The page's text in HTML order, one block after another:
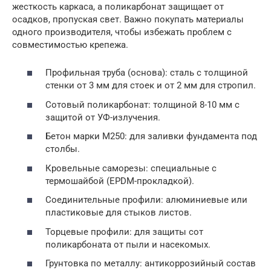
жесткость каркаса, а поликарбонат защищает от
осадков, пропуская свет. Важно покупать материалы
одного производителя, чтобы избежать проблем с
совместимостью крепежа.
Профильная труба (основа): сталь с толщиной
стенки от 3 мм для стоек и от 2 мм для стропил.
Сотовый поликарбонат: толщиной 8-10 мм с
защитой от УФ-излучения.
Бетон марки М250: для заливки фундамента под
столбы.
Кровельные саморезы: специальные с
термошайбой (EPDM-прокладкой).
Соединительные профили: алюминиевые или
пластиковые для стыков листов.
Торцевые профили: для защиты сот
поликарбоната от пыли и насекомых.
Грунтовка по металлу: антикоррозийный состав